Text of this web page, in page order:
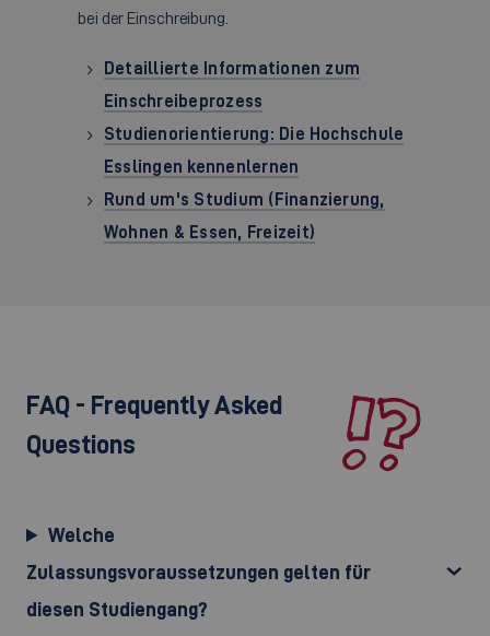
bei der Einschreibung.
Detaillierte Informationen zum
Einschreibeprozess
Studienorientierung: Die Hochschule
Esslingen kennenlernen
Rund um's Studium (Finanzierung,
Wohnen & Essen, Freizeit)
FAQ - Frequently Asked
Questions
Welche
Zulassungsvoraussetzungen gelten für
diesen Studiengang?